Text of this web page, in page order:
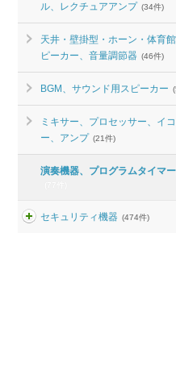
ル、レクチュアアンプ (34件)
天井・壁掛型・ホーン・体育
ピーカー、音量調節器 (46件)
BGM、サウンド用スピーカー
ミキサー、プロセッサー、イ
ー、アンプ (21件)
演奏機器、プログラムタイマ
セキュリティ機器 (474件)